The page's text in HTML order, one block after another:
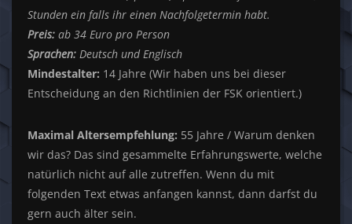
Stunden ein falls ihr einen Nachfolgetermin habt.
Preis: ab 34 Euro pro Person
Sprachen: Deutsch und Englisch
Mindestalter: 14 Jahre (Wir haben uns bei dieser
Entscheidung an den Richtlinien der FSK orientiert.)
Maximal Altersempfehlung: 55 Jahre / Warum denken
wir das? Das sind gesammelte Erfahrungswerte, welche
natürlich nicht auf alle zutreffen. Wenn du mit
folgenden Text etwas anfangen kannst, dann darfst du
gern auch älter sein.